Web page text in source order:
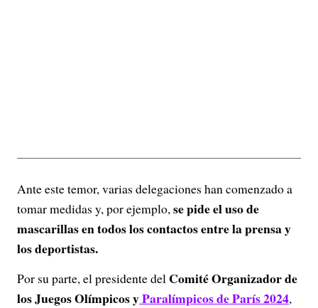
Ante este temor, varias delegaciones han comenzado a
tomar medidas y, por ejemplo,se pide el uso de
mascarillas en todos los contactos entre la prensa y
los deportistas.
Por su parte, el presidente del Comité Organizador de
los Juegos Olímpicos yParalímpicos de París 2024,